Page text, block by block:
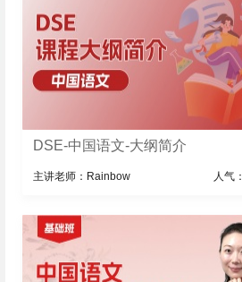
DSE-中国语文-大纲简介
主讲老师：Rainbow 人气：